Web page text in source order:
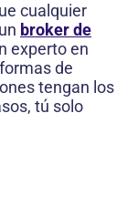
cualquier
broker de
experto en
de
tengan los
tú solo